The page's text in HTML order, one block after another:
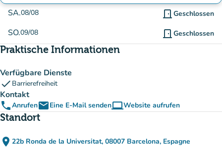
SA.08/08 door_front Geschlossen
SO.09/08 door_front Geschlossen
Praktische Informationen
Verfügbare Dienste
check Barrierefreiheit
Kontakt
phoneAnrufenemailEine E-Mail sendencomputerWebsite aufrufen
(new tab)
Standort
place 22b Ronda de la Universitat, 08007 Barcelona, Espagne
(in Google Maps öffnen)
(new tab)